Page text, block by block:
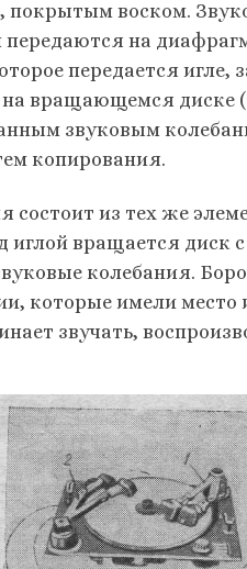
воском.
на
передается игле,
вращающемся диске
звуковым
копирования.
состоит из тех же
иглой вращается диск
колебания.
которые имели
звучать,